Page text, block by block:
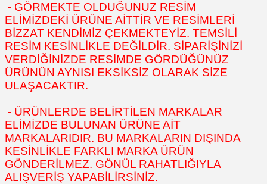
- GÖRMEKTE OLDUĞUNUZ RESİM
ELİMİZDEKİ ÜRÜNE AİTTİR VE RESİMLERİ
BİZZAT KENDİMİZ ÇEKMEKTEYİZ. TEMSİLİ
RESİM KESİNLİKLE DEĞİLDİR. SİPARİŞİNİZİ
VERDİĞİNİZDE RESİMDE GÖRDÜĞÜNÜZ
ÜRÜNÜN AYNISI EKSİKSİZ OLARAK SİZE
ULAŞACAKTIR.
- ÜRÜNLERDE BELİRTİLEN MARKALAR
ELİMİZDE BULUNAN ÜRÜNE AİT
MARKALARIDIR. BU MARKALARIN DIŞINDA
KESİNLİKLE FARKLI MARKA ÜRÜN
GÖNDERİLMEZ. GÖNÜL RAHATLIĞIYLA
ALIŞVERİŞ YAPABİLİRSİNİZ.